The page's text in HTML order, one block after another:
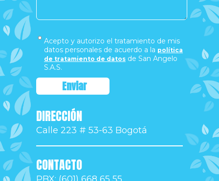
Acepto y autorizo el tratamiento de mis
datos personales de acuerdo a la política
de tratamiento de datos de San Angelo
S.A.S.
DIRECCIÓN
Calle 223 # 53-63 Bogotá
CONTACTO